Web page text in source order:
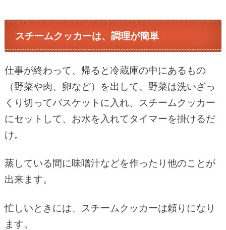
スチームクッカーは、調理が簡単
仕事が終わって、帰ると冷蔵庫の中にあるもの
（野菜や肉、卵など）を出して、野菜は洗いざっ
くり切ってバスケットに入れ、スチームクッカー
にセットして、お水を入れてタイマーを掛けるだ
け。
蒸している間に味噌汁などを作ったり他のことが
出来ます。
忙しいときには、スチームクッカーは頼りになり
ます。